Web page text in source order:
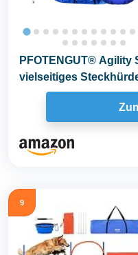
PFOTENGUT® Agility
vielseitiges
Slalom...
9